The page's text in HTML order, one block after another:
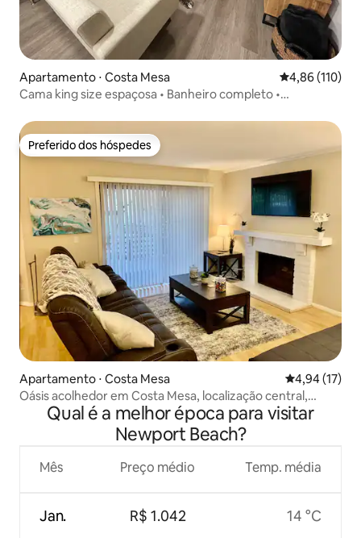
Apartamento ⋅ Costa Mesa 4,86 de uma
4,86 (110)
Cama king size espaçosa • Banheiro completo •
Preferido dos hóspedes
Preferido dos hóspedes
Apartamento ⋅ Costa Mesa 4,94 de uma
4,94 (17)
Oásis acolhedor em Costa Mesa, localização central,
piscina e spa
Qual é a melhor época para visitar
Newport Beach?
Mês
Jan.
Preço médio
R$ 1.042
Temp. média
14 °C